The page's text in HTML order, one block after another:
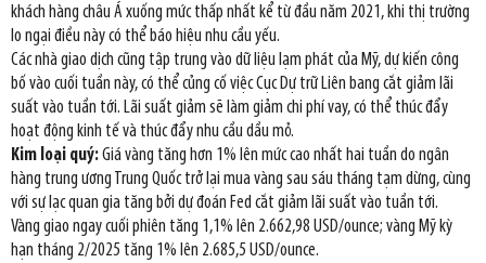
khách hàng châu Á xuống mức thấp nhất kể từ đầu năm 2021, khi thị trường
lo ngại điều này có thể báo hiệu nhu cầu yếu.
Các nhà giao dịch cũng tập trung vào dữ liệu lạm phát của Mỹ, dự kiến công
bố vào cuối tuần này, có thể củng cố việc Cục Dự trữ Liên bang cắt giảm lãi
suất vào tuần tới. Lãi suất giảm sẽ làm giảm chi phí vay, có thể thúc đẩy
hoạt động kinh tế và thúc đẩy nhu cầu dầu mỏ.
Kim loại quý:Giá vàng tăng hơn 1% lên mức cao nhất hai tuần do ngân
hàng trung ương Trung Quốc trở lại mua vàng sau sáu tháng tạm dừng, cùng
với sự lạc quan gia tăng bởi dự đoán Fed cắt giảm lãi suất vào tuần tới.
Vàng giao ngay cuối phiên tăng 1,1% lên 2.662,98 USD/ounce; vàng Mỹ kỳ
hạn tháng 2/2025 tăng 1% lên 2.685,5 USD/ounce.